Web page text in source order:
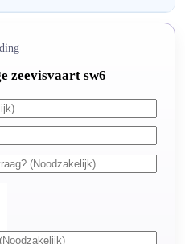
zeevisvaart sw6